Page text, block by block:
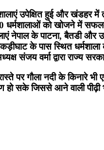
उपेक्षित हुई और खंडहर में
को खोजने में
नेपाल के पाटना, बैतडी और
के पास स्थित धर्मशाला
संजय वर्मा द्वारा राज्य
पर गौला नदी के किनारे
हो सके जिससे आने वाली